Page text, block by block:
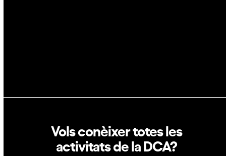
Vols conèixer totes les
activitats de la DCA?